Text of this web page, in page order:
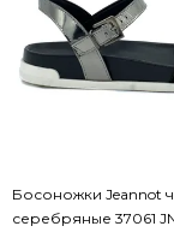
Босоножки Jeannot
серебряные 37061